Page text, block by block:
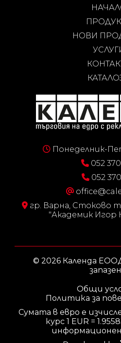
НОВИ
Понеделник-
052
052
гр. Варна, Стоково
"Академик Игор
© 2026 Календа
Общи
Политика за
Сумата в евро е
курс 1 EUR =